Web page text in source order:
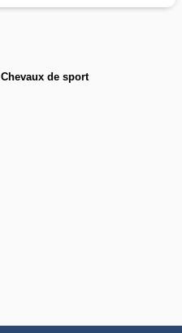
Chevaux de sport